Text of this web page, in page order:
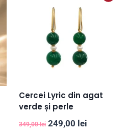
Cercei Lyric din agat
verde și perle
349,00lei Prețul
249,00 lei